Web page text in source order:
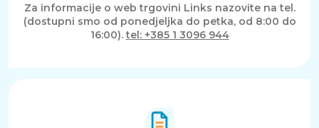
Za informacije o web trgovini Links nazovite na tel.
(dostupni smo od ponedjeljka do petka, od 8:00 do
16:00).tel: +385 1 3096 944